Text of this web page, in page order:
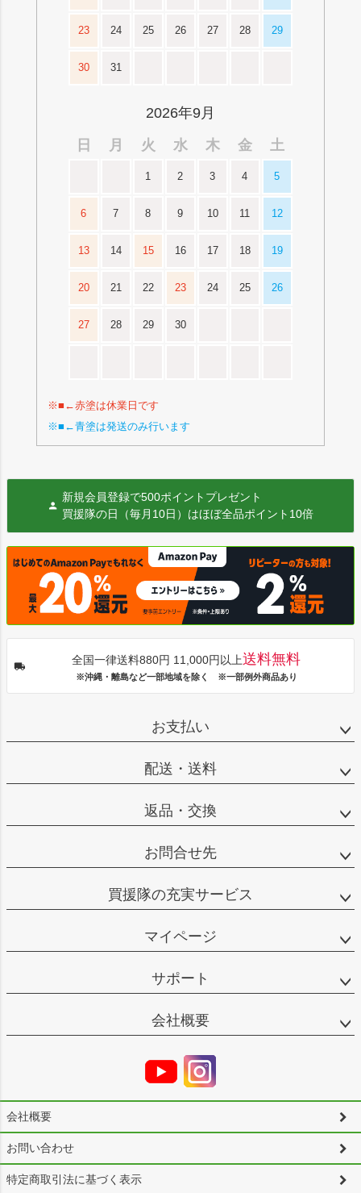
23 24 25 26 27 28 29
30 31
2026年9月
日
月 火 水 木 金 土
1 2 3 4 5
6 7 8 9 10 11 12
13 14 15 16 17 18 19
20 21 22 23 24 25 26
27 28 29 30
※■←赤塗は休業日です
※■←青塗は発送のみ行います
新規会員登録で500ポイントプレゼント
買援隊の日（毎月10日）はほぼ全品ポイント10倍
全国一律送料880円 11,000円以上送料無料
※沖縄・離島など一部地域を除く ※一部例外商品あり
お支払い
配送・送料
返品・交換
お問合せ先
買援隊の充実サービス
マイページ
サポート
会社概要
会社概要
お問い合わせ
特定商取引法に基づく表示